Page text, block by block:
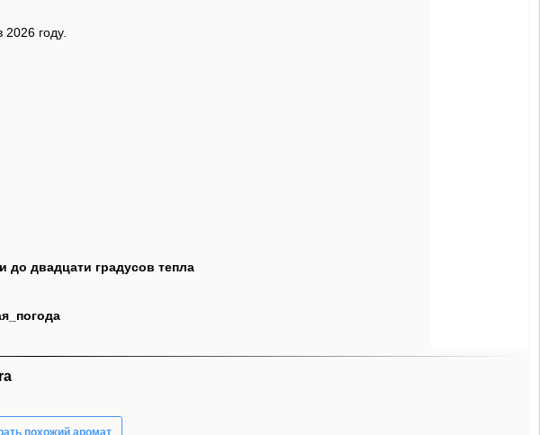
году.
до двадцати градусов тепла
похожий аромат